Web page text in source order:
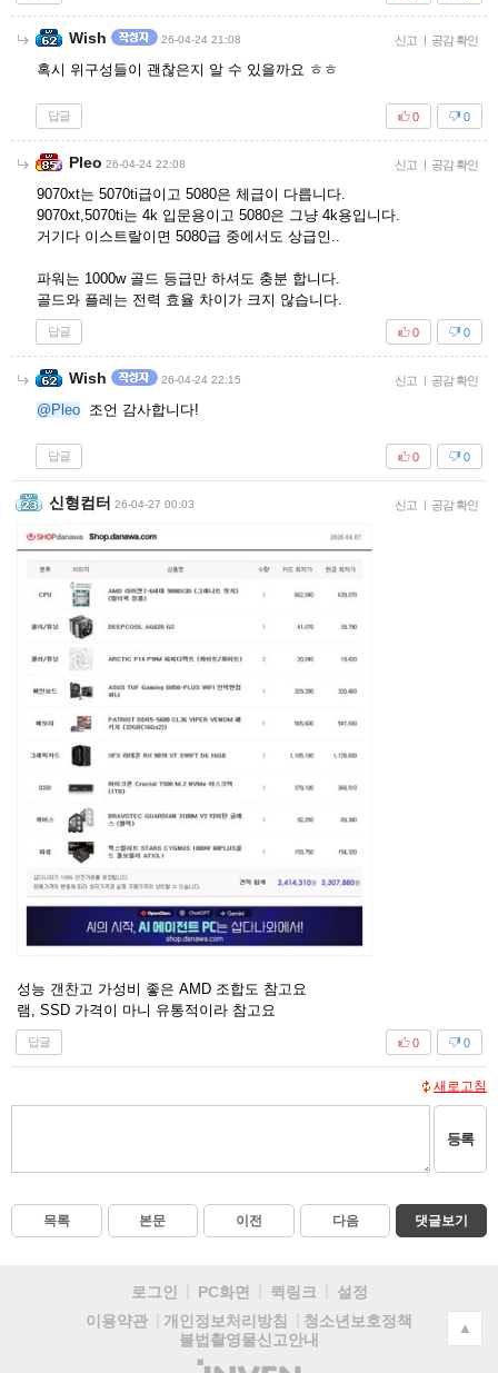
Wish 26-04-24 21:08 신고 | 공감 확인
혹시 위구성들이 괜찮은지 알 수 있을까요 ㅎㅎ
답글 0
0
Pleo 26-04-24 22:08 신고 | 공감 확인
9070xt는 5070ti급이고 5080은 체급이 다릅니다.
9070xt,5070ti는 4k 입문용이고 5080은 그냥 4k용입니다.
거기다 이스트랄이면 5080급 중에서도 상급인..
파워는 1000w 골드 등급만 하셔도 충분 합니다.
골드와 플레는 전력 효율 차이가 크지 않습니다.
답글 0
0
Wish 26-04-24 22:15 신고 | 공감 확인
@Pleo 조언 감사합니다!
답글 0
0
신형컴터 26-04-27 00:03 신고 | 공감 확인
성능 갠찬고 가성비 좋은 AMD 조합도 참고요
램, SSD 가격이 마니 유통적이라 참고요
답글 0
0
새로고침
등록
목록 본문 이전 다음 댓글보기
로그인 PC화면 퀵링크
설정
이용약관
개인정보처리방침
청소년보호정책
불법촬영물신고안내
(주)
▲